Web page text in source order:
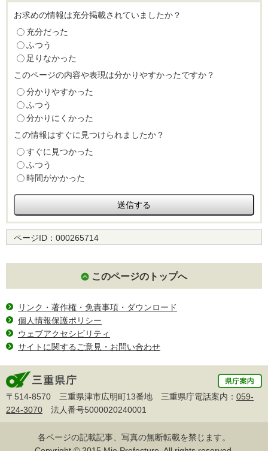
お求めの情報は充分掲載されていましたか？
充分だった
ふつう
足りなかった
このページの内容や表現は分かりやすかったですか？
分かりやすかった
ふつう
分かりにくかった
この情報はすぐに見つけられましたか？
すぐに見つかった
ふつう
時間がかかった
ページID： 000265714
このページのトップへ
リンク・著作権・免責事項・ダウンロード
個人情報保護ポリシー
ウェブアクセシビリティ
サイトに関するご意見・お問い合わせ
〒514-8570 三重県津市広明町13番地 三重県庁電話案内： 059-
224-3070 法人番号5000020240001
各ページの記載記事、写真の無断転載を禁じます。
Copyright © 2015 Mie Prefecture, All rights reserved.